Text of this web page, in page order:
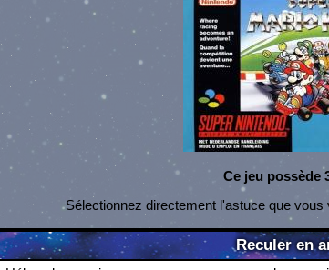
Ce jeu possède
Sélectionnez directement l'astuce que vous
Reculer en